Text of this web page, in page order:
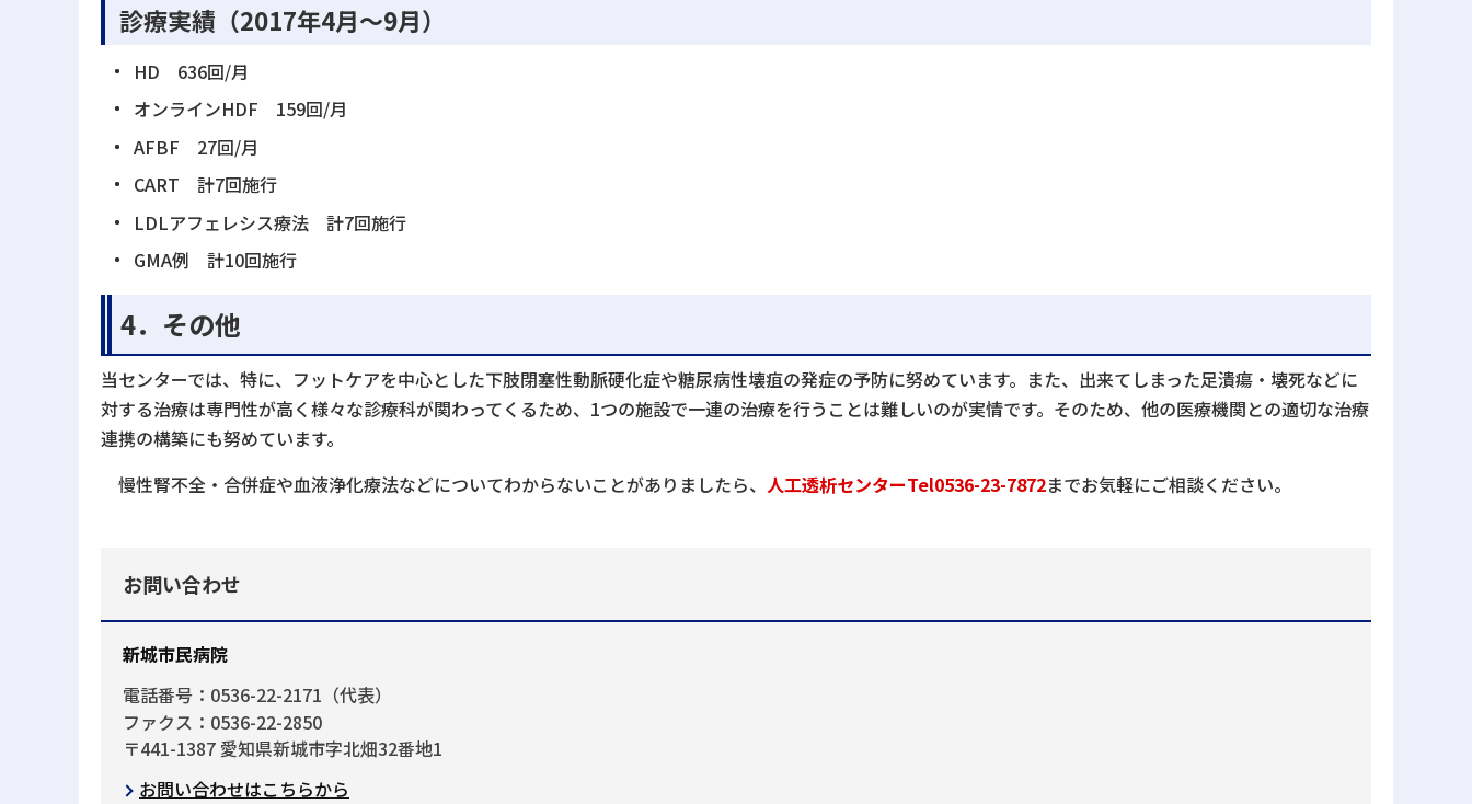
診療実績（2017年4月～9月）
HD 636回/月
オンラインHDF 159回/月
AFBF 27回/月
CART 計7回施行
LDLアフェレシス療法 計7回施行
GMA例 計10回施行
4．その他
当センターでは、特に、フットケアを中心とした下肢閉塞性動脈硬化症や糖尿病性壊疽の発症の予防に努めています。また、出来てしまった足潰瘍・壊死などに
対する治療は専門性が高く様々な診療科が関わってくるため、1つの施設で一連の治療を行うことは難しいのが実情です。そのため、他の医療機関との適切な治療
連携の構築にも努めています。
慢性腎不全・合併症や血液浄化療法などについてわからないことがありましたら、 人工透析センターTel0536-23-7872までお気軽にご相談ください。
お問い合わせ
新城市民病院
電話番号：0536-22-2171（代表）
ファクス：0536-22-2850
〒441-1387 愛知県新城市字北畑32番地1
お問い合わせはこちらから